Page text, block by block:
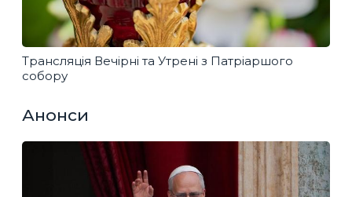
Трансляція Вечірні та Утрені з Патріаршого
собору
Анонси